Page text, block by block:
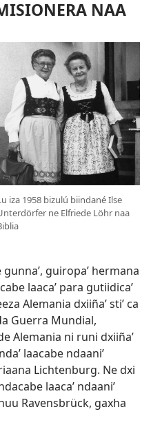
NAA
iza 1958 bizulú biindané Ilse
ne Elfriede Löhr naa
guiropaʼ hermana
laacaʼ para gutiidicaʼ
Alemania dxiiñaʼ stiʼ ca
Guerra Mundial,
Alemania ni runi dxiiñaʼ
laacabe ndaaniʼ
Lichtenburg. Ne dxi
laacaʼ ndaaniʼ
Ravensbrück, gaxha